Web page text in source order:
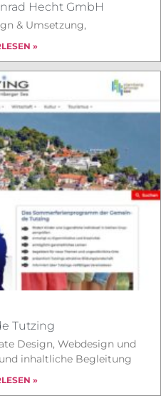
Hecht GmbH
& Umsetzung,
»
Tutzing
Design, Webdesign und
inhaltliche Begleitung
»